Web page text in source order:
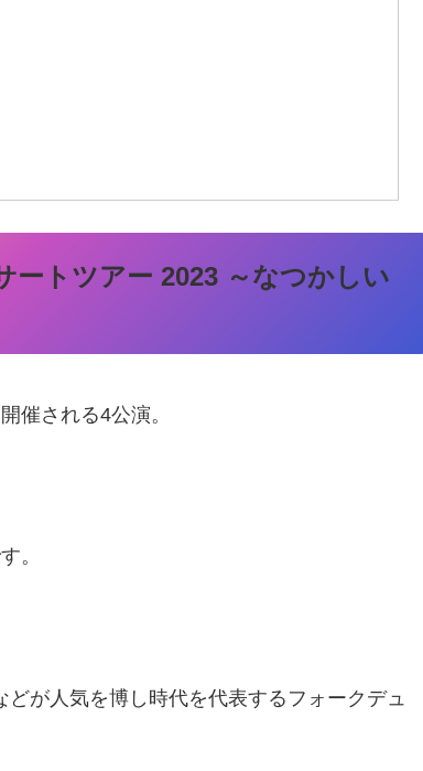
トツアー 2023 ～なつかしい
催される4公演。
。
が人気を博し時代を代表するフォークデュ